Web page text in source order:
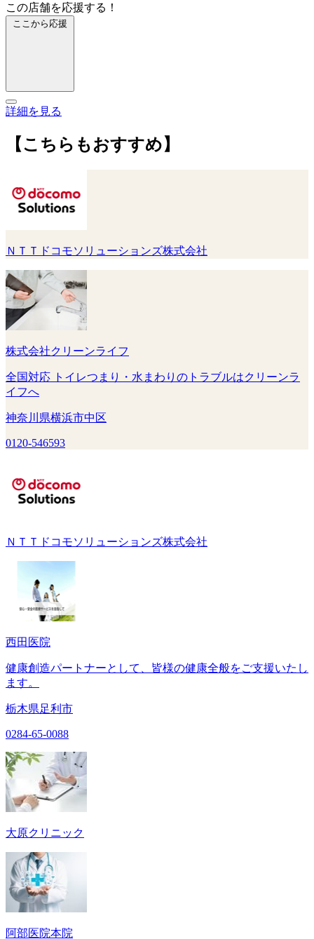
この店舗を応援する！
ここから応援
詳細を見る
【こちらもおすすめ】
ＮＴＴドコモソリューションズ株式会社
株式会社クリーンライフ
全国対応 トイレつまり・水まわりのトラブルはクリーンラ
イフへ
神奈川県横浜市中区
0120-546593
ＮＴＴドコモソリューションズ株式会社
西田医院
健康創造パートナーとして、皆様の健康全般をご支援いたし
ます。
栃木県足利市
0284-65-0088
大原クリニック
阿部医院本院